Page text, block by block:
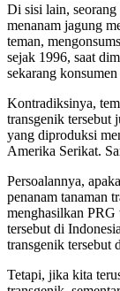
Di sisi lain, seorang
menanam jagung
teman,
sejak 1996, saat
sekarang
Kontradiksinya,
transgenik tersebut
yang diproduksi
Amerika Serikat.
Persoalannya,
penanam tanaman
menghasilkan PRG
tersebut di
transgenik tersebut
Tetapi, jika kita